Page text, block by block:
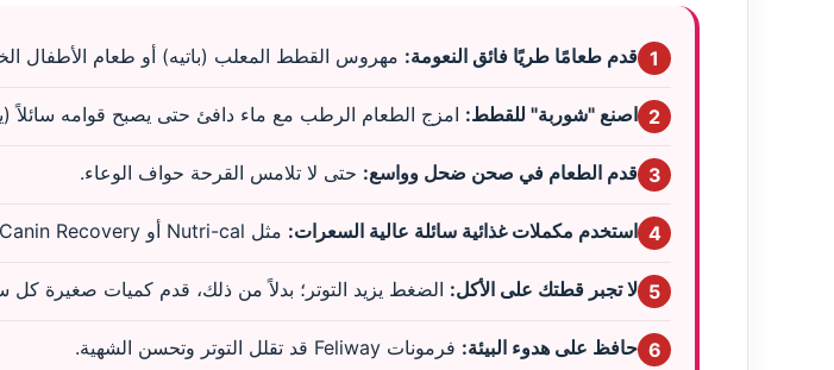
1 قدم طعامًا طريًا فائق النعومة: مهروس القطط المعلب (باتيه) أو طعام الأطفال
2 اصنع "شوربة" للقطط: امزج الطعام الرطب مع ماء دافئ حتى يصبح قوامه سائلاً
3 قدم الطعام في صحن ضحل وواسع: حتى لا تلامس القرحة حواف الوعاء.
4 استخدم مكملات غذائية سائلة عالية السعرات: مثل Nutri-cal أو Royal Canin Recovery.
5 لا تجبر قطتك على الأكل: الضغط يزيد التوتر؛ بدلاً من ذلك، قدم كميات صغيرة كل
6 حافظ على هدوء البيئة: فرمونات Feliway قد تقلل التوتر وتحسن الشهية.